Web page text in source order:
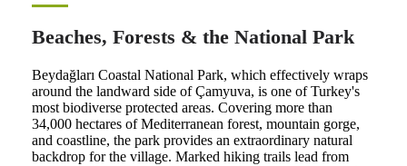
Beaches, Forests & the National Park
Beydağları Coastal National Park, which effectively wraps
around the landward side of Çamyuva, is one of Turkey's
most biodiverse protected areas. Covering more than
34,000 hectares of Mediterranean forest, mountain gorge,
and coastline, the park provides an extraordinary natural
backdrop for the village. Marked hiking trails lead from